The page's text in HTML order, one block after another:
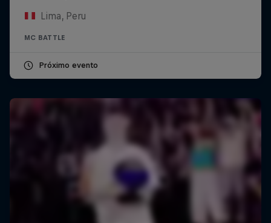
Lima, Peru
MC BATTLE
Próximo evento